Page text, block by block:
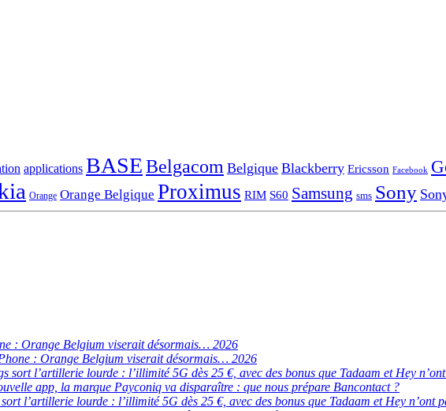
applications BASEBelgacom Belgique Blackberry Ericsson Facebook
Orange Orange Belgique Proximus RIM S60 Samsung sms Sony
: Orange Belgium viserait désormais… 2026
: Orange Belgium viserait désormais… 2026
sort l’artillerie lourde : l’illimité 5G dès 25 €, avec des bonus que Tadaam et Hey
app, la marque Payconiq va disparaître : que nous prépare Bancontact ?
l’artillerie lourde : l’illimité 5G dès 25 €, avec des bonus que Tadaam et Hey n’ont